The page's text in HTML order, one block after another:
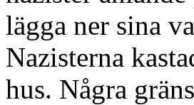
lägga ner sina
Nazisterna
hus. Några